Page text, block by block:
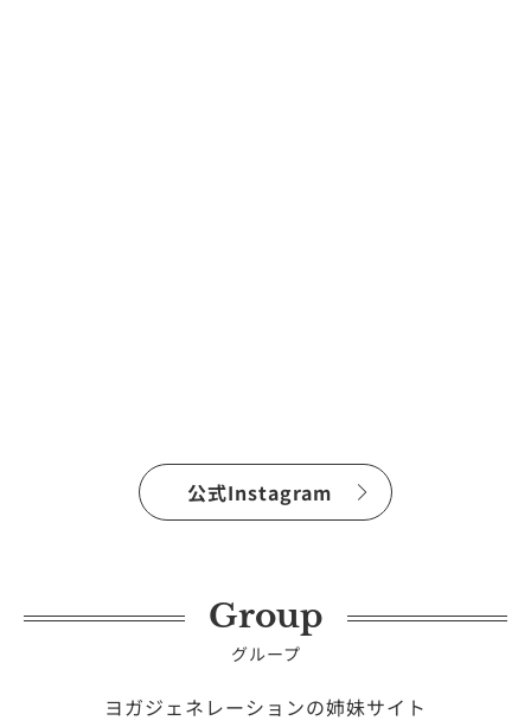
公式Instagram
Group
グループ
ヨガジェネレーションの姉妹サイト